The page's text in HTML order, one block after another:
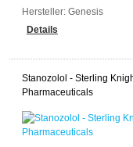
Hersteller: Genesis
Details
Stanozolol - Sterling
Pharmaceuticals